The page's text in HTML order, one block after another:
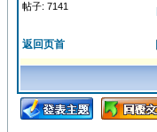
帖子: 7141
返回页首